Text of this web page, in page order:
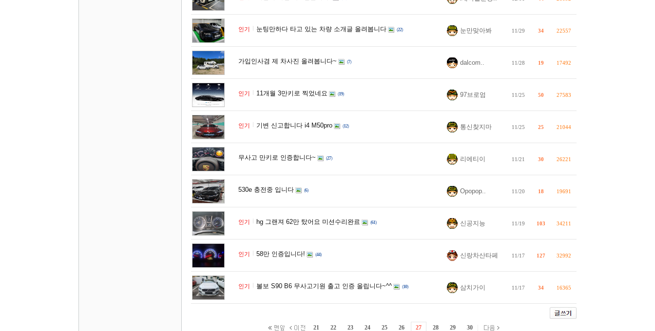
인기 눈팅만하다 타고 있는 차량 소개글 올려봅니다 (22) 눈만맞아봐 11/29 34 22557
가입인사겸 제 차사진 올려봅니다~ (7) dalcom.. 11/28 19 17492
인기 11개월 3만키로 찍었네요 (19) 97브로엄 11/25 50 27583
인기 기변 신고합니다 i4 M50pro (12) 통신찾지마 11/25 25 21044
무사고 만키로 인증합니다~ (27) 리에티이 11/21 30 26221
530e 충전중 입니다 (6) Opopop.. 11/20 18 19691
인기 hg 그랜져 62만 탔어요 미션수리완료 (61) 신공지능 11/19 103 34211
인기 58만 인증입니다! (44) 신랑차산타페 11/17 127 32992
인기 볼보 S90 B6 무사고기원 출고 인증 올립니다~^^ (10) 삼치가이 11/17 34 16365
21 22 23 24 25 26 27 28 29 30